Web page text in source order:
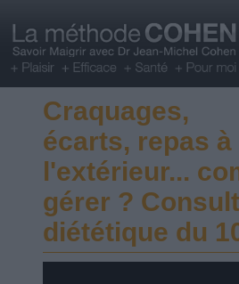
Craquages,
écarts, repas à
l'extérieur...
gérer ?
diététique du